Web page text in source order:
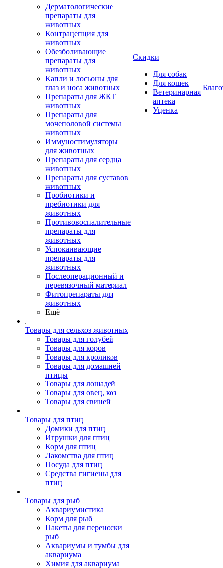
Дерматологические
препараты для
животных
Контрацепция для
животных
Обезболивающие
препараты для
животных
Капли и лосьоны для
глаз и носа животных
Препараты для ЖКТ
животных
Препараты для
мочеполовой системы
животных
Иммуностимуляторы
для животных
Препараты для сердца
животных
Препараты для суставов
животных
Пробиотики и
пребиотики для
животных
Противовоспалительные
препараты для
животных
Успокаивающие
препараты для
животных
Послеоперационный и
перевязочный материал
Фитопрепараты для
животных
Ещё
Товары для сельхоз животных
Товары для голубей
Товары для коров
Товары для кроликов
Товары для домашней
птицы
Товары для лошадей
Товары для овец, коз
Товары для свиней
Товары для птиц
Домики для птиц
Игрушки для птиц
Корм для птиц
Лакомства для птиц
Посуда для птиц
Средства гигиены для
птиц
Товары для рыб
Аквариумистика
Корм для рыб
Пакеты для переноски
рыб
Аквариумы и тумбы для
аквариума
Химия для аквариума
Скидки
Для собак
Для кошек
Ветеринарная
аптека
Уценка